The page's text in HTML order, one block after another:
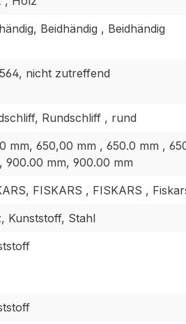
Beidhändig , Beidhändig
nicht zutreffend
Rundschliff , rund
mm, 650,00 mm , 650.0 mm ,
900.00 mm, 900.00 mm
FISKARS , FISKARS ,
Kunststoff, Stahl